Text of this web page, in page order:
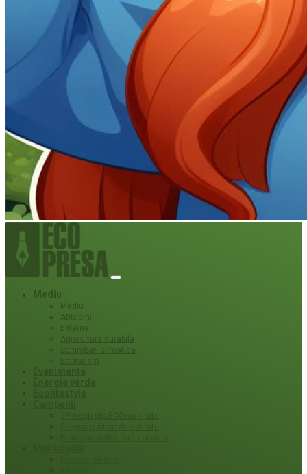
Mediu
Mediu
Atitudini
Externe
Agricultura durabila
Schimbari climatice
Ecoturism